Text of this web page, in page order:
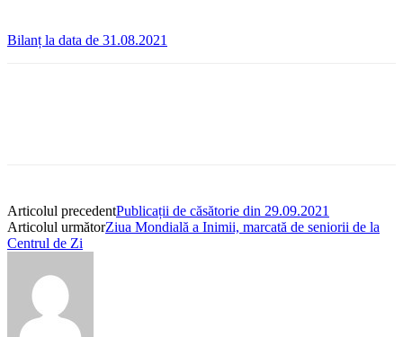
Bilanț la data de 31.08.2021
Articolul precedentPublicații de căsătorie din 29.09.2021
Articolul următorZiua Mondială a Inimii, marcată de seniorii de la
Centrul de Zi